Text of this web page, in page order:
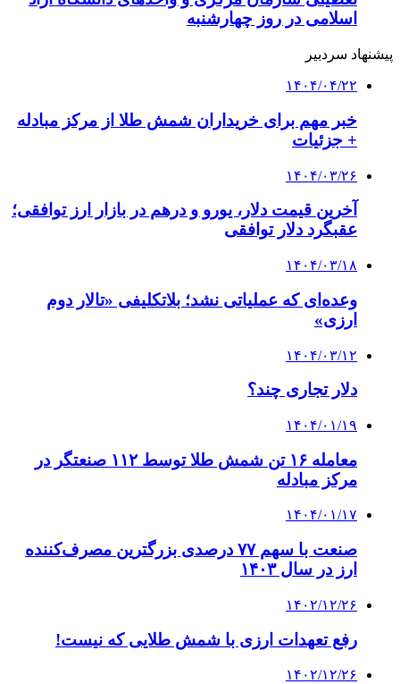
اسلامی در روز چهارشنبه
پیشنهاد سردبیر
۱۴۰۴/۰۴/۲۲
خبر مهم برای خریداران شمش طلا از مرکز مبادله
+ جزئیات
۱۴۰۴/۰۳/۲۶
آخرین قیمت دلار، یورو و درهم در بازار ارز توافقی؛
عقبگرد دلار توافقی
۱۴۰۴/۰۳/۱۸
وعده‌ای که عملیاتی نشد؛ بلاتکلیفی «تالار دوم
ارزی»
۱۴۰۴/۰۳/۱۲
دلار تجاری چند؟
۱۴۰۴/۰۱/۱۹
معامله ۱۶ تن شمش طلا توسط ۱۱۲ صنعتگر در
مرکز مبادله
۱۴۰۴/۰۱/۱۷
صنعت با سهم ۷۷ درصدی بزرگترین مصرف‌کننده
ارز در سال ۱۴۰۳
۱۴۰۲/۱۲/۲۶
رفع تعهدات ارزی با شمش طلایی که نیست!
۱۴۰۲/۱۲/۲۶